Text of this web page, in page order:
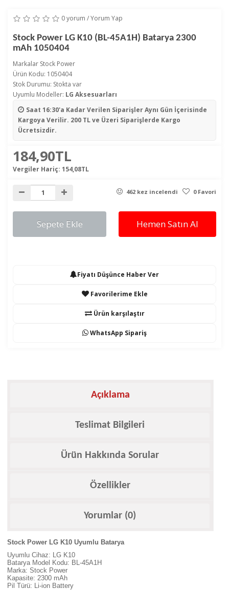
0 yorum /Yorum Yap
Stock Power LG K10 (BL-45A1H) Batarya 2300
mAh 1050404
Markalar Stock Power
Ürün Kodu: 1050404
Stok Durumu: Stokta var
Uyumlu Modeller: LG Aksesuarları
Saat 16:30'a Kadar Verilen SiparişlerAynı Gün İçerisinde
Kargoya Verilir. 200 TL ve Üzeri Siparişlerde Kargo
Ücretsizdir.
184,90TL
Vergiler Hariç: 154,08TL
462 kez incelendi 0 Favori
Sepete Ekle Hemen Satın Al
Fiyatı Düşünce Haber Ver
Favorilerime Ekle
Ürün karşılaştır
WhatsApp Sipariş
Açıklama
Teslimat Bilgileri
Ürün Hakkında Sorular
Özellikler
Yorumlar (0)
Stock Power LG K10 Uyumlu Batarya
Uyumlu Cihaz: LG K10
Batarya Model Kodu: BL-45A1H
Marka: Stock Power
Kapasite: 2300 mAh
Pil Türü: Li-ion Battery